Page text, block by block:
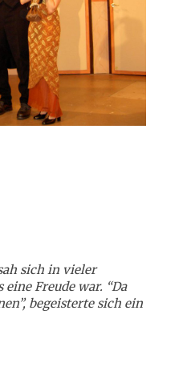
sich in vieler
Freude war. “Da
begeisterte sich ein